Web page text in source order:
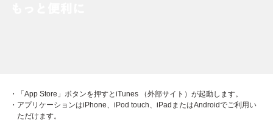
・「App Store」ボタンを押すとiTunes （外部サイト）が起動します。
・アプリケーションはiPhone、iPod touch、iPadまたはAndroidでご利用い
ただけます。